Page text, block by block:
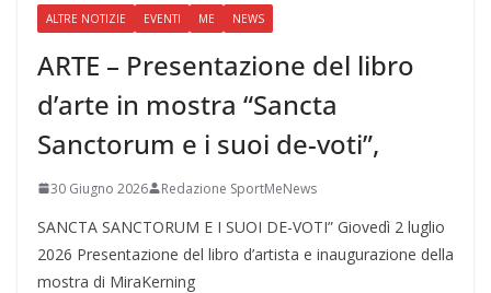
ALTRE NOTIZIE EVENTI ME NEWS
ARTE – Presentazione del libro
d’arte in mostra “Sancta
Sanctorum e i suoi de-voti”,
30 Giugno 2026 Redazione SportMeNews
SANCTA SANCTORUM E I SUOI DE-VOTI” Giovedì 2 luglio
2026 Presentazione del libro d’artista e inaugurazione della
mostra di MiraKerning